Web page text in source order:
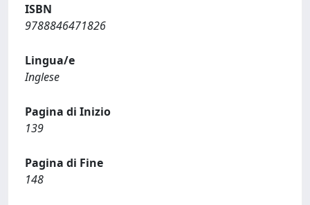
ISBN
9788846471826
Lingua/e
Inglese
Pagina di Inizio
139
Pagina di Fine
148